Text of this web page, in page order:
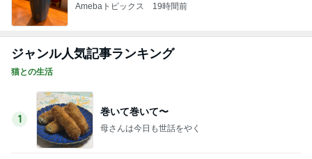
Amebaトピックス 19時間前
ジャンル人気記事ランキング
猫との生活
1
巻いて巻いて〜
母さんは今日も世話をやく